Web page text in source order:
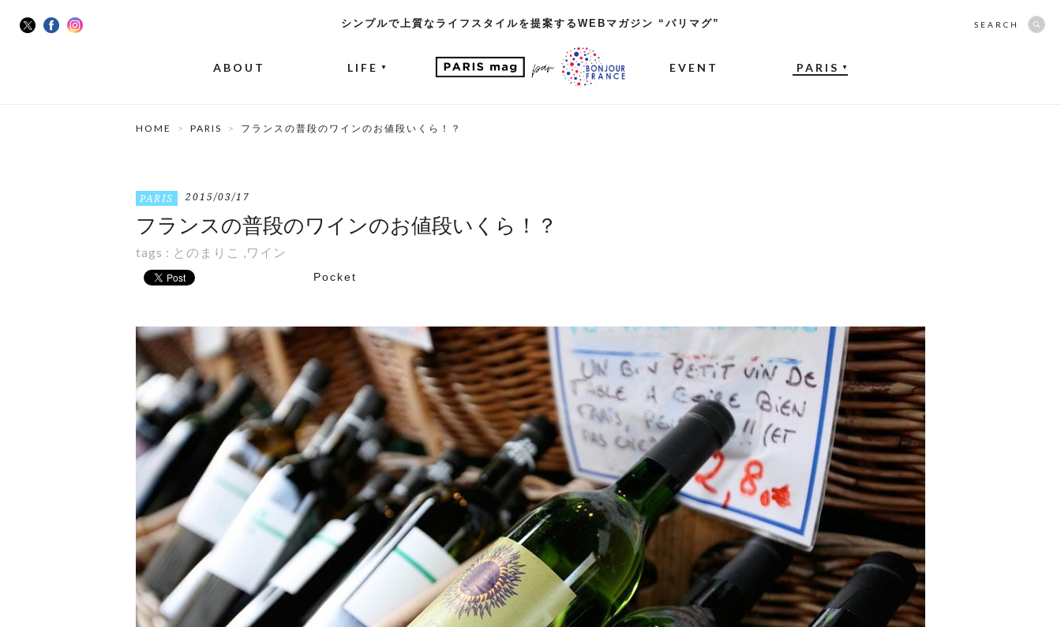
シンプルで上質なライフスタイルを提案するWEBマガジン “パリマグ”
ABOUT LIFE ▼ EVENT PARIS ▼
SEARCH
HOME PARIS フランスの普段のワインのお値段いくら！？
PARIS 2015/03/17
フランスの普段のワインのお値段いくら！？
tags : とのまりこ ,ワイン
Pocket